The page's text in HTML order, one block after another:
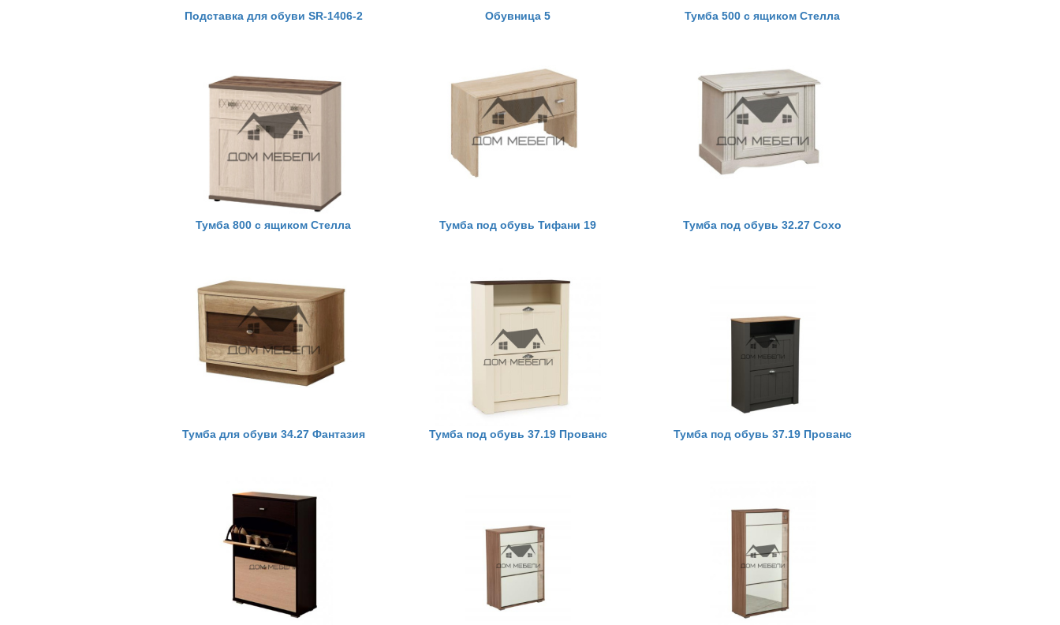
Подставка для обуви SR-1406-2 Обувница 5 Тумба 500 с ящиком Стелла
Тумба 800 с ящиком Стелла Тумба под обувь Тифани 19 Тумба под обувь 32.27 Сохо
Тумба для обуви 34.27 Фантазия Тумба под обувь 37.19 Прованс Тумба под обувь 37.19 Прованс